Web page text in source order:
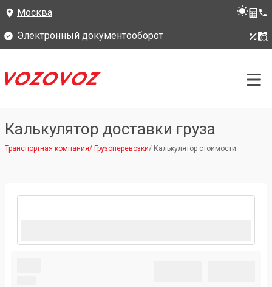
Москва
Электронный документооборот
Калькулятор доставки груза
Транспортная компания/ Грузоперевозки/ Калькулятор стоимости